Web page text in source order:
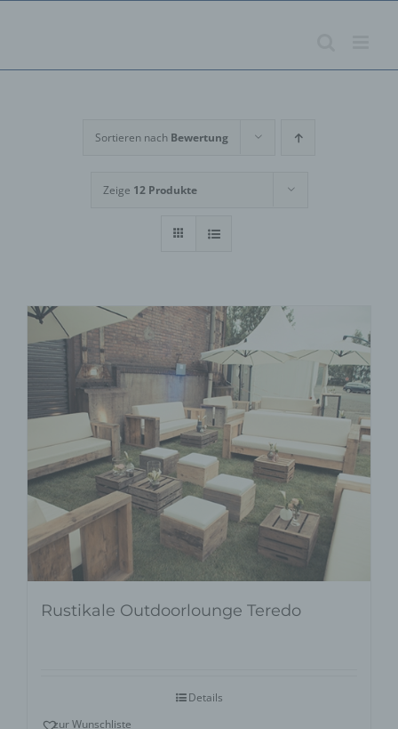
Sortieren nach Bewertung
Zeige 12 Produkte
Rustikale Outdoorlounge Teredo
Details
zur Wunschliste